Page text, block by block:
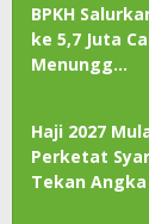
BPKH
ke 5,7 Juta
Menungg…
Haji 2027
Perketat
Tekan